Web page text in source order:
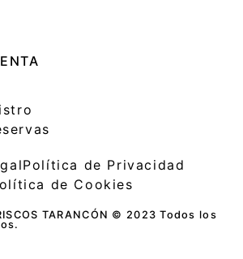
Política de Privacidad
de Cookies
TARANCÓN © 2023 Todos los